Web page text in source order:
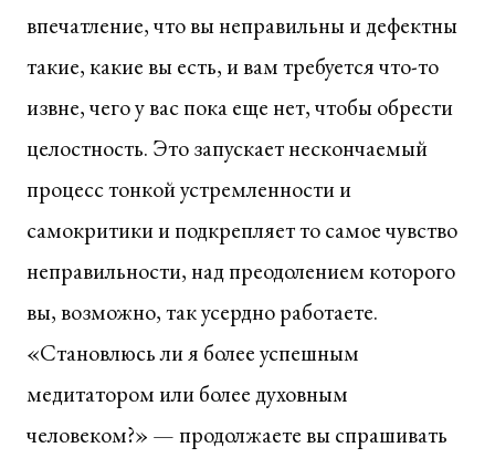
впечатление, что вы неправильны и дефектны
такие, какие вы есть, и вам требуется что-то
извне, чего у вас пока еще нет, чтобы обрести
целостность. Это запускает нескончаемый
процесс тонкой устремленности и
самокритики и подкрепляет то самое чувство
неправильности, над преодолением которого
вы, возможно, так усердно работаете.
«Становлюсь ли я более успешным
медитатором или более духовным
человеком?» — продолжаете вы спрашивать